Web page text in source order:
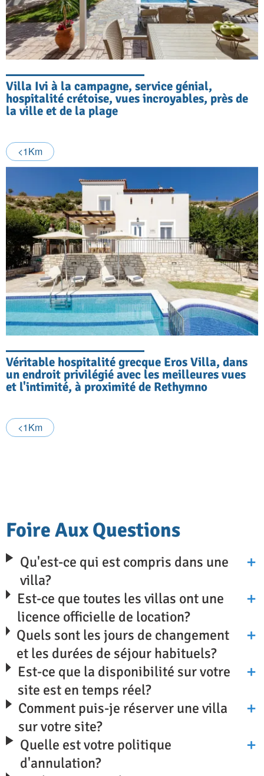
Villa Ivi à la campagne, service génial,
hospitalité crétoise, vues incroyables, près de
la ville et de la plage
<1Km
Véritable hospitalité grecque Eros Villa, dans
un endroit privilégié avec les meilleures vues
et l'intimité, à proximité de Rethymno
<1Km
Foire Aux Questions
Qu'est-ce qui est compris dans une
villa?
Est-ce que toutes les villas ont une
licence officielle de location?
Quels sont les jours de changement
et les durées de séjour habituels?
Est-ce que la disponibilité sur votre
site est en temps réel?
Comment puis-je réserver une villa
sur votre site?
Quelle est votre politique
d'annulation?